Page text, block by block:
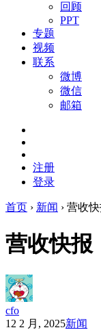
回顾
PPT
专题
视频
联系
微博
微信
邮箱
注册
登录
首页 › 新闻 › 营收
营收快报
cfo
12 2 月, 2025新闻